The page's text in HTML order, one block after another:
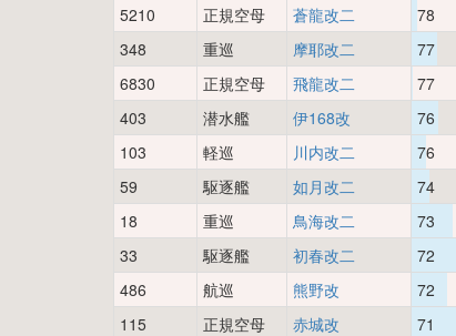
5210
正規空母 蒼龍改二 78
348
重巡 摩耶改二 77
6830
正規空母 飛龍改二 77
403
潜水艦 伊168改 76
103
軽巡 川内改二 76
59
駆逐艦 如月改二 74
18
重巡 鳥海改二 73
33
駆逐艦 初春改二 72
486
航巡 熊野改 72
115
正規空母 赤城改 71